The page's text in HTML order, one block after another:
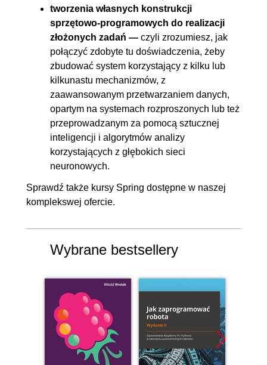
tworzenia własnych konstrukcji
sprzętowo-programowych do realizacji
złożonych zadań — czyli zrozumiesz, jak
połączyć zdobyte tu doświadczenia, żeby
zbudować system korzystający z kilku lub
kilkunastu mechanizmów, z
zaawansowanym przetwarzaniem danych,
opartym na systemach rozproszonych lub też
przeprowadzanym za pomocą sztucznej
inteligencji i algorytmów analizy
korzystających z głębokich sieci
neuronowych.
Sprawdź także kursy Spring dostępne w naszej
komplekswej ofercie.
Wybrane bestsellery